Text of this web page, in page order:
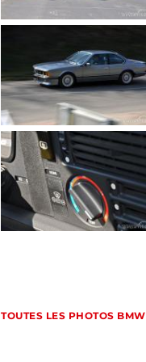
TOUTES LES PHOTOS BMW